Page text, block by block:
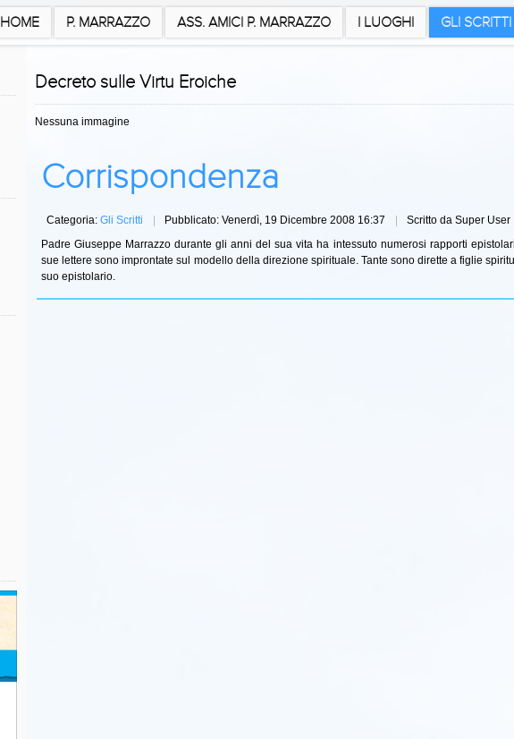
HOME P. MARRAZZO ASS. AMICI P. MARRAZZO I LUOGHI GLI SCRITTI
Decreto sulle Virtu Eroiche
Nessuna immagine
Corrispondenza
Categoria: Gli Scritti Pubblicato: Venerdì, 19 Dicembre 2008 16:37 Scritto da Super User
Padre Giuseppe Marrazzo durante gli anni del sua vita ha intessuto numerosi rapporti
sue lettere sono improntate sul modello della direzione spirituale. Tante sono dirette a figlie
suo epistolario.